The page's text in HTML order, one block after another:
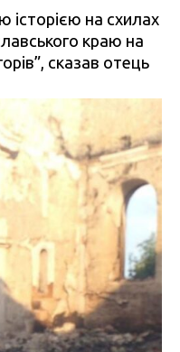
історією на схилах
краю на
сказав отець